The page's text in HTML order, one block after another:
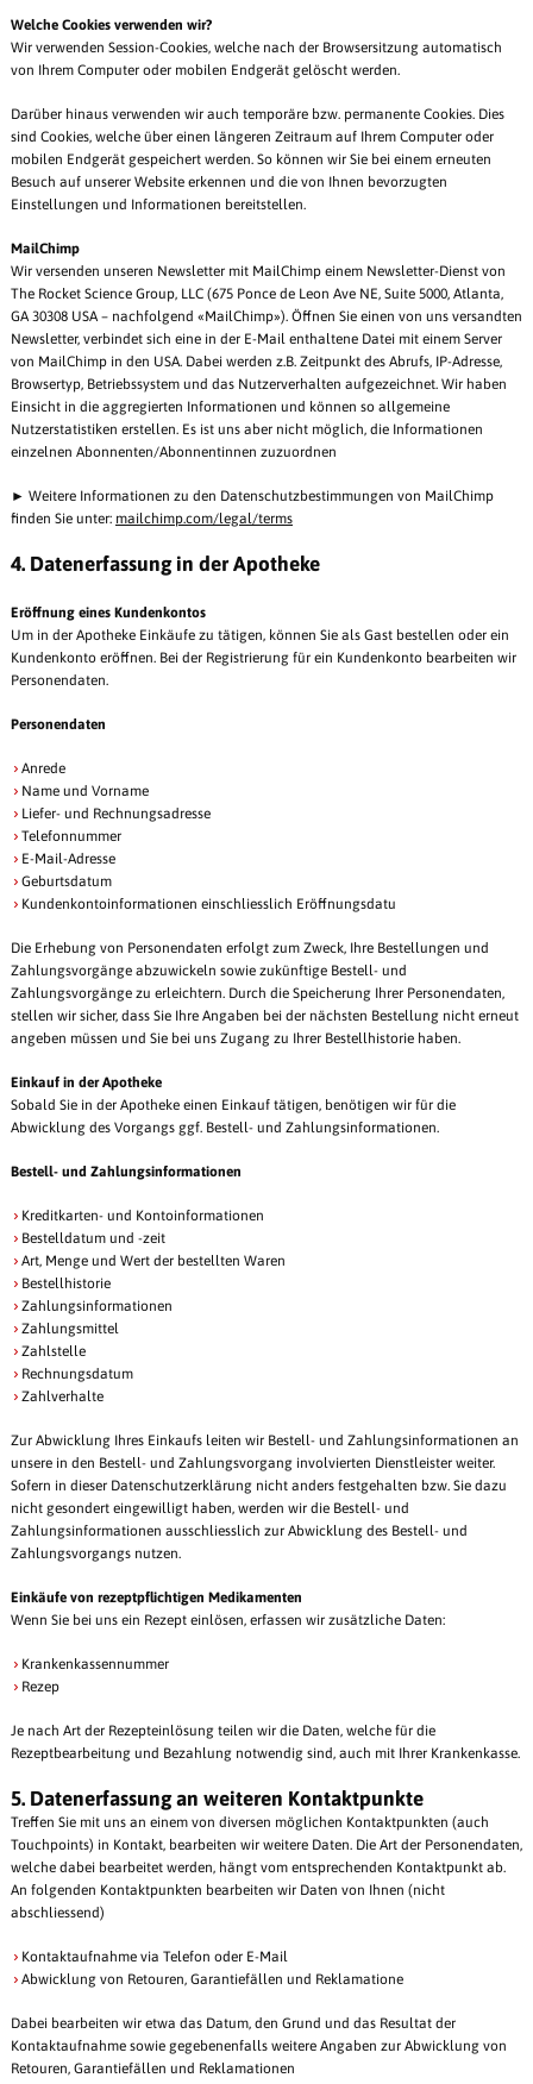
Welche Cookies verwenden wir?
Wir verwenden Session-Cookies, welche nach der Browsersitzung automatisch
von Ihrem Computer oder mobilen Endgerät gelöscht werden.
Darüber hinaus verwenden wir auch temporäre bzw. permanente Cookies. Dies
sind Cookies, welche über einen längeren Zeitraum auf Ihrem Computer oder
mobilen Endgerät gespeichert werden. So können wir Sie bei einem erneuten
Besuch auf unserer Website erkennen und die von Ihnen bevorzugten
Einstellungen und Informationen bereitstellen.
MailChimp
Wir versenden unseren Newsletter mit MailChimp einem Newsletter-Dienst von
The Rocket Science Group, LLC (675 Ponce de Leon Ave NE, Suite 5000, Atlanta,
GA 30308 USA – nachfolgend «MailChimp»). Öffnen Sie einen von uns versandten
Newsletter, verbindet sich eine in der E-Mail enthaltene Datei mit einem Server
von MailChimp in den USA. Dabei werden z.B. Zeitpunkt des Abrufs, IP-Adresse,
Browsertyp, Betriebssystem und das Nutzerverhalten aufgezeichnet. Wir haben
Einsicht in die aggregierten Informationen und können so allgemeine
Nutzerstatistiken erstellen. Es ist uns aber nicht möglich, die Informationen
einzelnen Abonnenten/Abonnentinnen zuzuordnen
► Weitere Informationen zu den Datenschutzbestimmungen von MailChimp
finden Sie unter: mailchimp.com/legal/terms
4. Datenerfassung in der Apotheke
Eröffnung eines Kundenkontos
Um in der Apotheke Einkäufe zu tätigen, können Sie als Gast bestellen oder ein
Kundenkonto eröffnen. Bei der Registrierung für ein Kundenkonto bearbeiten wir
Personendaten.
Personendaten
Anrede
Name und Vorname
Liefer- und Rechnungsadresse
Telefonnummer
E-Mail-Adresse
Geburtsdatum
Kundenkontoinformationen einschliesslich Eröffnungsdatu
Die Erhebung von Personendaten erfolgt zum Zweck, Ihre Bestellungen und
Zahlungsvorgänge abzuwickeln sowie zukünftige Bestell- und
Zahlungsvorgänge zu erleichtern. Durch die Speicherung Ihrer Personendaten,
stellen wir sicher, dass Sie Ihre Angaben bei der nächsten Bestellung nicht erneut
angeben müssen und Sie bei uns Zugang zu Ihrer Bestellhistorie haben.
Einkauf in der Apotheke
Sobald Sie in der Apotheke einen Einkauf tätigen, benötigen wir für die
Abwicklung des Vorgangs ggf. Bestell- und Zahlungsinformationen.
Bestell- und Zahlungsinformationen
Kreditkarten- und Kontoinformationen
Bestelldatum und -zeit
Art, Menge und Wert der bestellten Waren
Bestellhistorie
Zahlungsinformationen
Zahlungsmittel
Zahlstelle
Rechnungsdatum
Zahlverhalte
Zur Abwicklung Ihres Einkaufs leiten wir Bestell- und Zahlungsinformationen an
unsere in den Bestell- und Zahlungsvorgang involvierten Dienstleister weiter.
Sofern in dieser Datenschutzerklärung nicht anders festgehalten bzw. Sie dazu
nicht gesondert eingewilligt haben, werden wir die Bestell- und
Zahlungsinformationen ausschliesslich zur Abwicklung des Bestell- und
Zahlungsvorgangs nutzen.
Einkäufe von rezeptpflichtigen Medikamenten
Wenn Sie bei uns ein Rezept einlösen, erfassen wir zusätzliche Daten:
Krankenkassennummer
Rezep
Je nach Art der Rezepteinlösung teilen wir die Daten, welche für die
Rezeptbearbeitung und Bezahlung notwendig sind, auch mit Ihrer Krankenkasse.
5. Datenerfassung an weiteren Kontaktpunkte
Treffen Sie mit uns an einem von diversen möglichen Kontaktpunkten (auch
Touchpoints) in Kontakt, bearbeiten wir weitere Daten. Die Art der Personendaten,
welche dabei bearbeitet werden, hängt vom entsprechenden Kontaktpunkt ab.
An folgenden Kontaktpunkten bearbeiten wir Daten von Ihnen (nicht
abschliessend)
Kontaktaufnahme via Telefon oder E-Mail
Abwicklung von Retouren, Garantiefällen und Reklamatione
Dabei bearbeiten wir etwa das Datum, den Grund und das Resultat der
Kontaktaufnahme sowie gegebenenfalls weitere Angaben zur Abwicklung von
Retouren, Garantiefällen und Reklamationen